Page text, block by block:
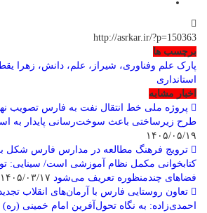
http://asrkar.ir/?p=150363
برچسب ها
پارک علم وفناوری، شیراز، علم، دانش، زهرا
استانداری
اخبار مشابه
پروژه ملی خط انتقال نفت به فارس تصویب
طرح زیرساختی باعث سوخت‌رسانی پایدار به
۱۴۰۵/۰۵/۱۹
ترویج فرهنگ مطالعه در مدارس فارس شکل
کتابخوانی مکمل نظام آموزشی است/ سینایی:
فضاهای چندمنظوره تعریف می‌شود
تعاون روستایی فارس با آرمان‌های انقلاب
احمدی‌زاده: به نگاه تحول‌آفرین امام خمینی